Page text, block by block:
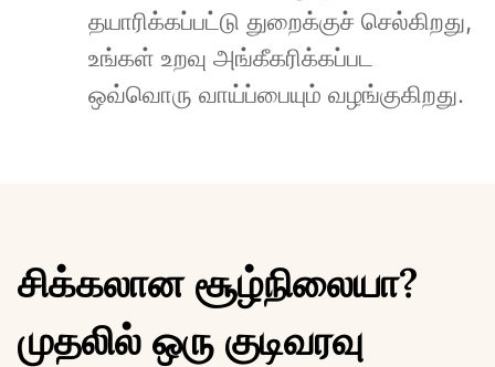
தயாரிக்கப்பட்டு துறைக்குச் செல்கிறது,
உங்கள் உறவு அங்கீகரிக்கப்பட
ஒவ்வொரு வாய்ப்பையும் வழங்குகிறது.
சிக்கலான சூழ்நிலையா?
முதலில் ஒரு குடிவரவு